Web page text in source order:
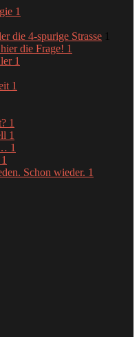
1
die 4-spurige Strasse 1
die Frage! 1
1
1
1
1
1
1
Schon wieder. 1